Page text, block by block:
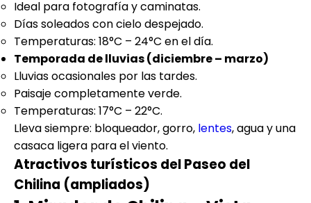
Ideal para fotografía y caminatas.
Días soleados con cielo despejado.
Temperaturas: 18°C – 24°C en el día.
Temporada de lluvias (diciembre – marzo)
Lluvias ocasionales por las tardes.
Paisaje completamente verde.
Temperaturas: 17°C – 22°C.
Lleva siempre: bloqueador, gorro, lentes, agua y una
casaca ligera para el viento.
Atractivos turísticos del Paseo del
Chilina (ampliados)